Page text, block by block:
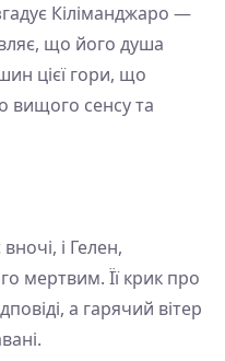
Кіліманджаро —
що його душа
цієї гори, що
вищого сенсу та
і Гелен,
мертвим. Її крик про
а гарячий вітер